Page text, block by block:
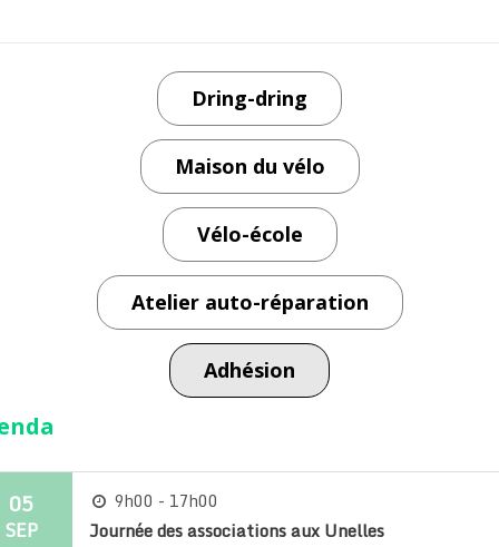
Dring-dring
Maison du vélo
Vélo-école
Atelier auto-réparation
Adhésion
05
SEP
9h00 - 17h00
Journée des associations aux Unelles